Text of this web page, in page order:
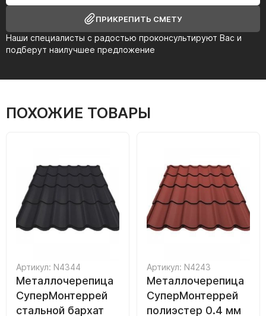
Наши специалисты с радостью проконсультируют Вас и
подберут наилучшее предложение
ПРИКРЕПИТЬ СМЕТУ
ПОХОЖИЕ ТОВАРЫ
Артикул: N4344
Металлочерепица
СуперМонтеррей
стальной бархат
Артикул: N4243
Металлочерепица
СуперМонтеррей
полиэстер 0.4 мм